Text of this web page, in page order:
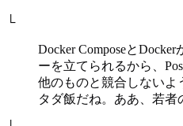
└
Docker Composeと
ーを立てられるから、
他のものと競合しないよ
タダ飯だね。ああ、若者